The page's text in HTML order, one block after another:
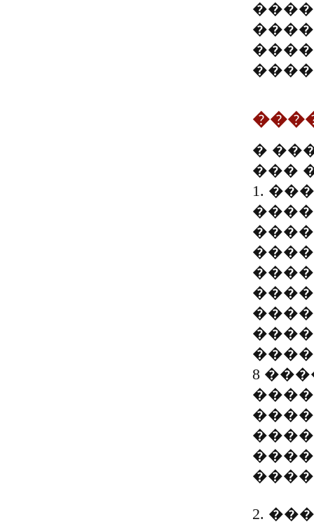
�
���
1.
8
����
2.